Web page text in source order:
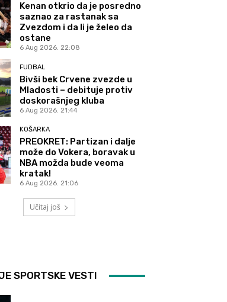
Kenan otkrio da je posredno
saznao za rastanak sa
Zvezdom i da li je želeo da
ostane
6 Aug 2026. 22:08
FUDBAL
Bivši bek Crvene zvezde u
Mladosti – debituje protiv
doskorašnjeg kluba
6 Aug 2026. 21:44
KOŠARKA
PREOKRET: Partizan i dalje
može do Vokera, boravak u
NBA možda bude veoma
kratak!
6 Aug 2026. 21:06
Učitaj još